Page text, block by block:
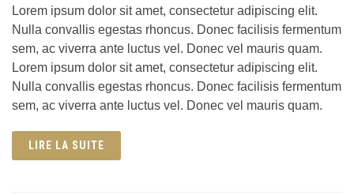
Lorem ipsum dolor sit amet, consectetur adipiscing elit.
Nulla convallis egestas rhoncus. Donec facilisis fermentum
sem, ac viverra ante luctus vel. Donec vel mauris quam.
Lorem ipsum dolor sit amet, consectetur adipiscing elit.
Nulla convallis egestas rhoncus. Donec facilisis fermentum
sem, ac viverra ante luctus vel. Donec vel mauris quam.
LIRE LA SUITE